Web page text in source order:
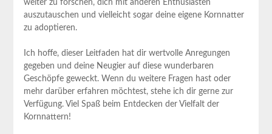
weiter zu forschen, ⁣dich mit anderen ‍Enthusiasten
auszutauschen​ und⁢ vielleicht⁤ sogar ​deine eigene‍ Kornnatter
zu ⁣adoptieren.
Ich‍ hoffe, dieser ⁤Leitfaden hat dir wertvolle Anregungen
gegeben und ⁢deine Neugier auf diese⁤ wunderbaren
Geschöpfe⁤ geweckt. Wenn du weitere Fragen hast ⁣oder‍
mehr ⁢darüber erfahren möchtest, stehe ich dir gerne zur
Verfügung.‍ Viel Spaß beim ⁤Entdecken der Vielfalt der
Kornnattern!